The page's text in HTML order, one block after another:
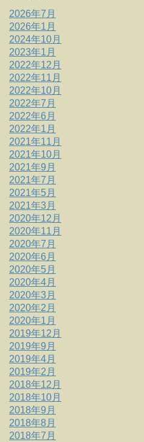
2026年7月
2026年1月
2024年10月
2023年1月
2022年12月
2022年11月
2022年10月
2022年7月
2022年6月
2022年1月
2021年11月
2021年10月
2021年9月
2021年7月
2021年5月
2021年3月
2020年12月
2020年11月
2020年7月
2020年6月
2020年5月
2020年4月
2020年3月
2020年2月
2020年1月
2019年12月
2019年9月
2019年4月
2019年2月
2018年12月
2018年10月
2018年9月
2018年8月
2018年7月